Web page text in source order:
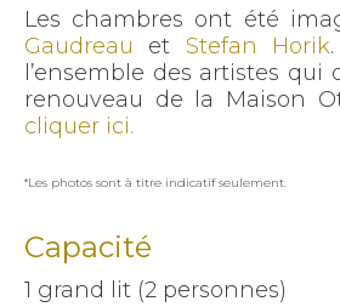
Les chambres ont été
Gaudreau et Stefan Horik
l’ensemble des artistes qui
renouveau de la Maison
cliquer ici.
*Les photos sont à titre indicatif seulement.
Capacité
1 grand lit (2 personnes)